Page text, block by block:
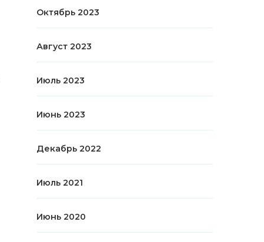
Октябрь 2023
Август 2023
Июль 2023
Июнь 2023
Декабрь 2022
Июль 2021
Июнь 2020